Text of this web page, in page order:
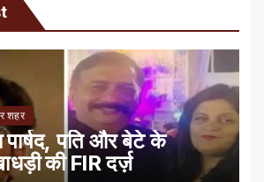
शहर
पार्षद, पति और बेटे के
की FIR दर्ज़